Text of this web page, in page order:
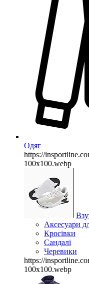
Одяг
https://
100x100.webp
Аксесуари
Кросівки
Сандалі
Черевики
https://
100x100.webp